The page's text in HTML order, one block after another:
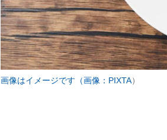
画像はイメージです（画像：PIXTA）